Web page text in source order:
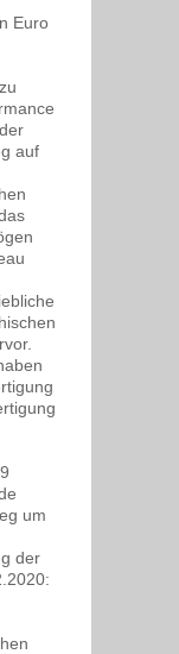
Euro
auf
um
der